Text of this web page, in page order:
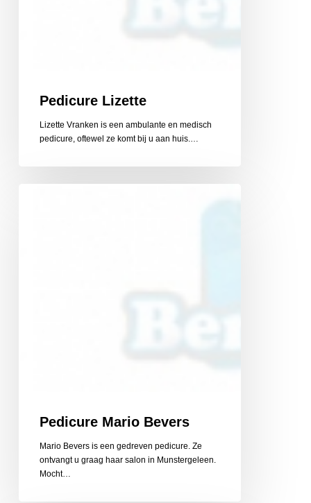
Pedicure Lizette
Lizette Vranken is een ambulante en medisch
pedicure, oftewel ze komt bij u aan huis.…
Pedicure Mario Bevers
Mario Bevers is een gedreven pedicure. Ze
ontvangt u graag haar salon in Munstergeleen.
Mocht…